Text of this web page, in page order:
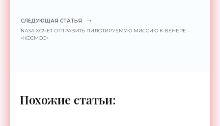
СЛЕДУЮЩАЯ СТАТЬЯ
NASA ХОЧЕТ ОТПРАВИТЬ ПИЛОТИРУЕМУЮ МИССИЮ К ВЕНЕРЕ -
«КОСМОС»
Похожие статьи: